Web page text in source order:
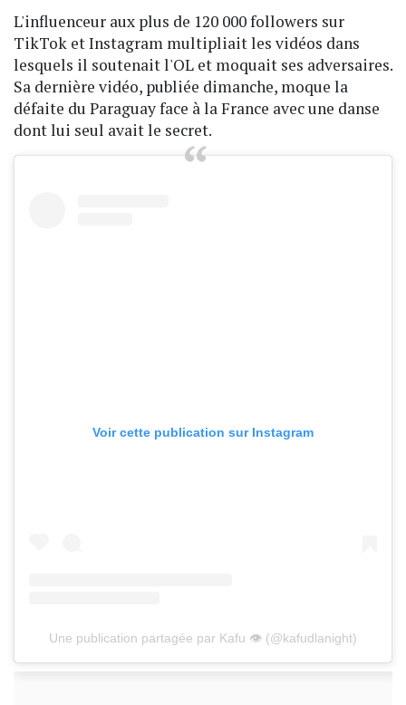
L'influenceur aux plus de 120 000 followers sur
TikTok et Instagram multipliait les vidéos dans
lesquels il soutenait l'OL et moquait ses adversaires.
Sa dernière vidéo, publiée dimanche, moque la
défaite du Paraguay face à la France avec une danse
dont lui seul avait le secret.
Voir cette publication sur Instagram
Une publication partagée par Kafu 👁️ (@kafudlanight)